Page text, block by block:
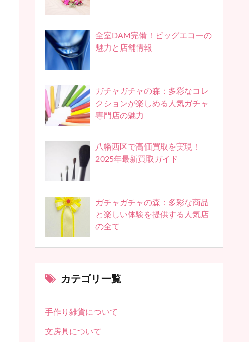
全室DAM完備！ビッグエコーの
魅力と店舗情報
ガチャガチャの森：多彩なコレ
クションが楽しめる人気ガチャ
専門店の魅力
八幡西区で高価買取を実現！
2025年最新買取ガイド
ガチャガチャの森：多彩な商品
と楽しい体験を提供する人気店
の全て
カテゴリ一覧
手作り雑貨について
文房具について